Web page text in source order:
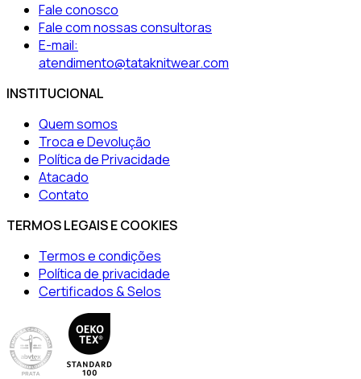
Fale conosco
Fale com nossas consultoras
E-mail:
atendimento@tataknitwear.com
INSTITUCIONAL
Quem somos
Troca e Devolução
Política de Privacidade
Atacado
Contato
TERMOS LEGAIS E COOKIES
Termos e condições
Política de privacidade
Certificados & Selos